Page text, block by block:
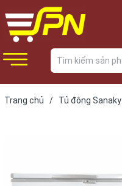
Trang chủ / Tủ đông Sanaky